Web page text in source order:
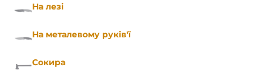
На лезі
На металевому руків'ї
Сокира